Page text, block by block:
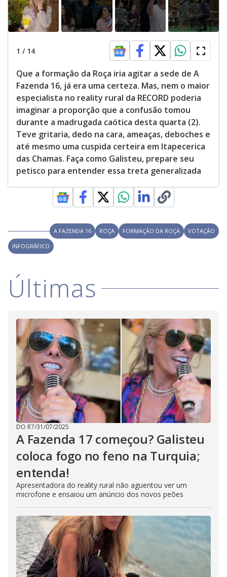
1 / 14
Que a formação da Roça iria agitar a sede de A
Fazenda 16, já era uma certeza. Mas, nem o maior
especialista no reality rural da RECORD poderia
imaginar a proporção que a confusão tomou
durante a madrugada caótica desta quarta (2).
Teve gritaria, dedo na cara, ameaças, deboches e
até mesmo uma cuspida certeira em Itapecerica
das Chamas. Faça como Galisteu, prepare seu
petisco para entender essa treta generalizada
A FAZENDA 16 ROÇA FORMAÇÃO DA ROÇA
VOTAÇÃO
INFOGRÁFICO
Últimas
DO R7/31/07/2025
A Fazenda 17 começou? Galisteu
coloca fogo no feno na Turquia;
entenda!
Apresentadora do reality rural não aguentou ver um
microfone e ensaiou um anúncio dos novos peões